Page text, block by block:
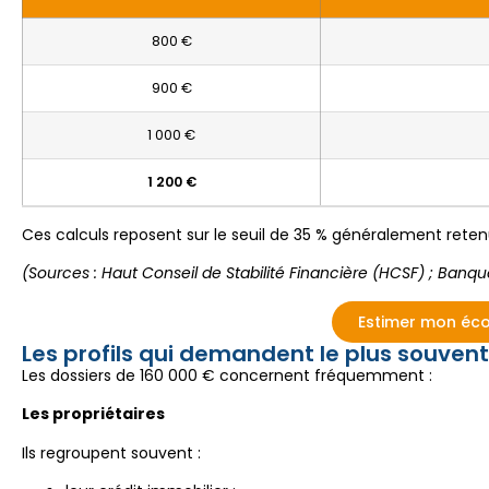
800 €
900 €
1 000 €
1 200 €
Ces calculs reposent sur le seuil de 35 % généralement
(Sources : Haut Conseil de Stabilité Financière (HCSF) ;
Estimer mon
Les profils qui demandent le plus
Les dossiers de 160 000 € concernent fréquemment :
Les propriétaires
Ils regroupent souvent :